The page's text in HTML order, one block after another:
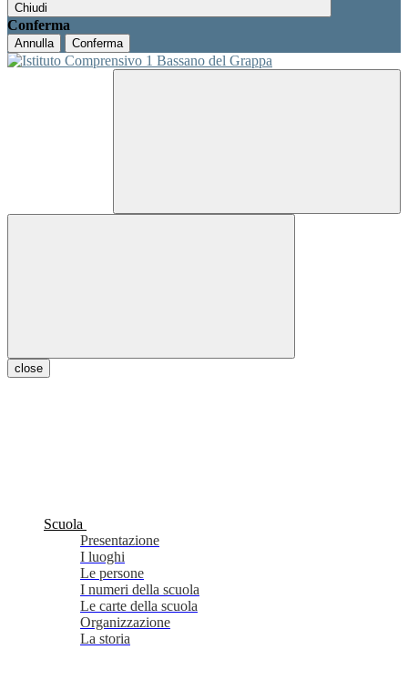
Chiudi
Conferma
Annulla Conferma
close
Scuola
Presentazione
I luoghi
Le persone
I numeri della scuola
Le carte della scuola
Organizzazione
La storia